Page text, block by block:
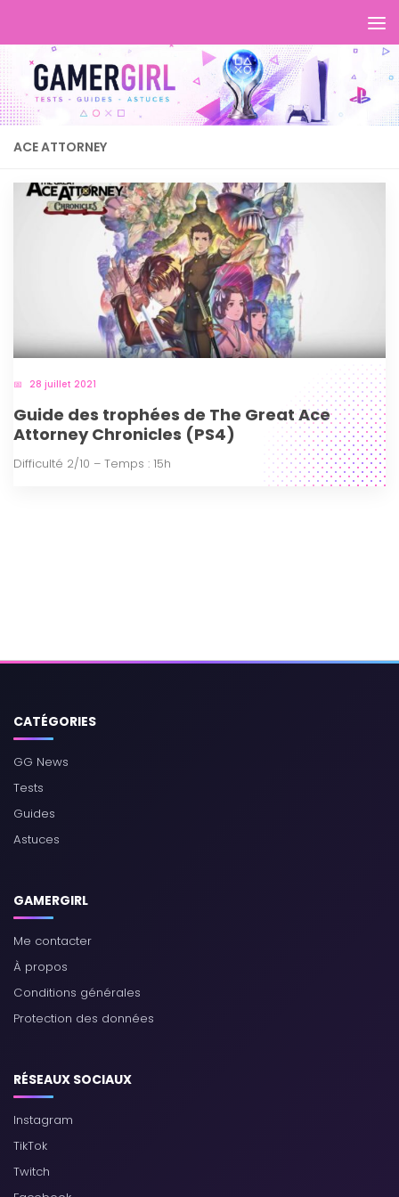
ACE ATTORNEY
28 juillet 2021
Guide des trophées de The Great Ace
Attorney Chronicles (PS4)
Difficulté 2/10 – Temps : 15h
CATÉGORIES
GG News
Tests
Guides
Astuces
GAMERGIRL
Me contacter
À propos
Conditions générales
Protection des données
RÉSEAUX SOCIAUX
Instagram
TikTok
Twitch